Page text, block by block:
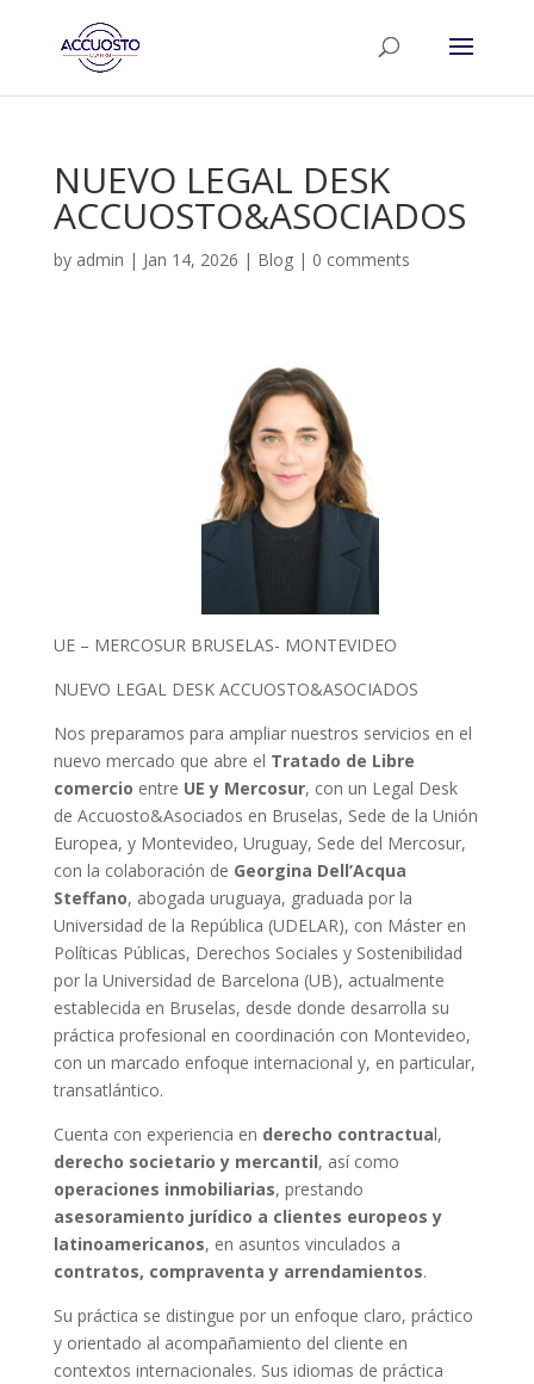
NUEVO LEGAL DESK
ACCUOSTO&ASOCIADOS
by admin | Jan 14, 2026 | Blog| 0 comments
UE – MERCOSUR BRUSELAS- MONTEVIDEO
NUEVO LEGAL DESK ACCUOSTO&ASOCIADOS
Nos preparamos para ampliar nuestros servicios en el
nuevo mercado que abre el Tratado de Libre
comercio entre UE y Mercosur, con un Legal Desk
de Accuosto&Asociados en Bruselas, Sede de la Unión
Europea, y Montevideo, Uruguay, Sede del Mercosur,
con la colaboración de Georgina Dell’Acqua
Steffano, abogada uruguaya, graduada por la
Universidad de la República (UDELAR), con Máster en
Políticas Públicas, Derechos Sociales y Sostenibilidad
por la Universidad de Barcelona (UB), actualmente
establecida en Bruselas, desde donde desarrolla su
práctica profesional en coordinación con Montevideo,
con un marcado enfoque internacional y, en particular,
transatlántico.
Cuenta con experiencia en derecho contractual,
derecho societario y mercantil, así como
operaciones inmobiliarias, prestando
asesoramiento jurídico a clientes europeos y
latinoamericanos, en asuntos vinculados a
contratos, compraventa y arrendamientos.
Su práctica se distingue por un enfoque claro, práctico
y orientado al acompañamiento del cliente en
contextos internacionales. Sus idiomas de práctica